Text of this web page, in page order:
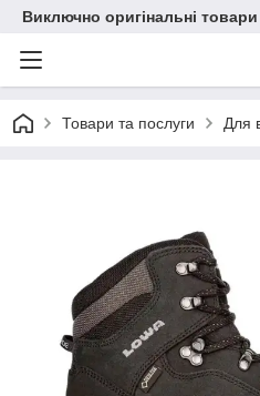
Виключно оригінальні
Товари та послуги Для